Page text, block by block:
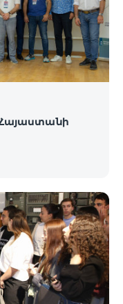
Հայաստանի